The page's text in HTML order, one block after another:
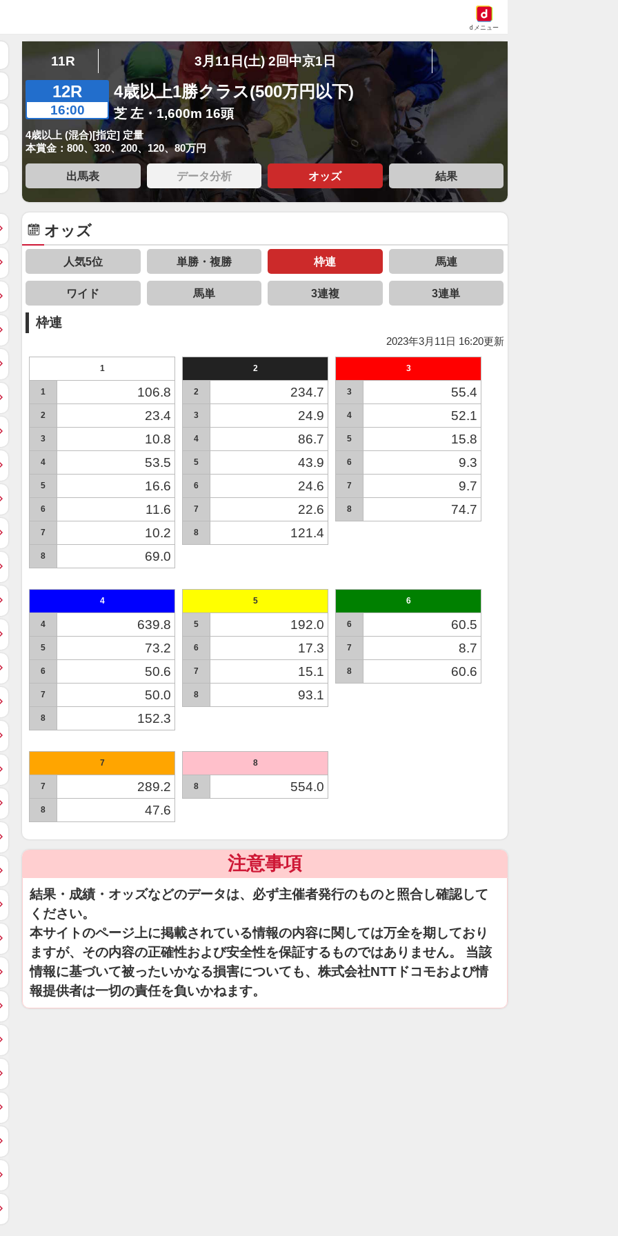
dメニュー
11R 3月11日(土) 2回中京1日
12R
16:00
4歳以上1勝クラス(500万円以下)
芝 左・1,600m 16頭
4歳以上 (混合)[指定] 定量
本賞金：800、320、200、120、80万円
出馬表 データ分析 オッズ 結果
オッズ
人気5位 単勝・複勝 枠連 馬連
ワイド 馬単 3連複 3連単
枠連
2023年3月11日 16:20更新
1
1 106.8
2 23.4
3 10.8
4 53.5
5 16.6
6 11.6
7 10.2
8 69.0
2
2 234.7
3 24.9
4 86.7
5 43.9
6 24.6
7 22.6
8 121.4
3
3 55.4
4 52.1
5 15.8
6 9.3
7 9.7
8 74.7
4
4 639.8
5 73.2
6 50.6
7 50.0
8 152.3
5
5 192.0
6 17.3
7 15.1
8 93.1
6
6 60.5
7 8.7
8 60.6
7
7 289.2
8 47.6
8
8 554.0
注意事項
結果・成績・オッズなどのデータは、必ず主催者発行のものと照合し確認して
ください。
本サイトのページ上に掲載されている情報の内容に関しては万全を期しており
ますが、その内容の正確性および安全性を保証するものではありません。 当該
情報に基づいて被ったいかなる損害についても、株式会社NTTドコモおよび情
報提供者は一切の責任を負いかねます。